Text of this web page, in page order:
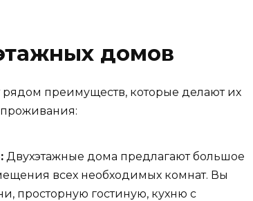
домов
преимуществ, которые делают их
Двухэтажные дома предлагают большое
всех необходимых комнат. Вы
просторную гостиную, кухню с